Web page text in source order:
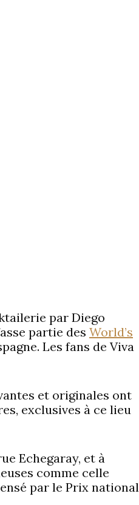
par Diego
partie des World’s
Les fans de Viva
et originales ont
exclusives à ce lieu
Echegaray, et à
comme celle
par le Prix national